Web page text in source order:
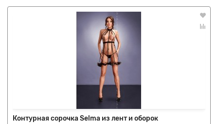
Контурная сорочка Selma из лент и оборок